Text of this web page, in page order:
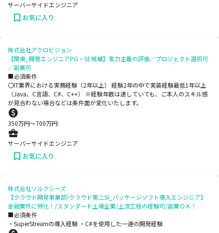
サーバーサイドエンジニア
お気に入り
株式会社アクロビジョン
【関東_開発エンジニアPG・SE候補】実力主義の評価／プロジェクト選択可
／副業可
■必須条件
〇IT業界における実務経験（2年以上） 経験2年の中で実装経験最低1年以上
（Java、C言語、C#、C++） ※経験年数は達していても、ご本人のスキル感
が見合わない場合などは条件面が変化いたします。
350万円〜700万円
サーバーサイドエンジニア
お気に入り
株式会社ソルクシーズ
【クラウド開発事業部/クラウド第二SI_パッケージソフト導入エンジニア】
金融案件に特化！/スタンダード上場企業/上流工程の経験可/副業ＯＫ！
■必須条件
・SuperStreamの導入経験 ・C#を使用した一連の開発経験